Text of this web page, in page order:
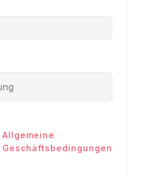
Allgemeine
Geschäftsbedingungen